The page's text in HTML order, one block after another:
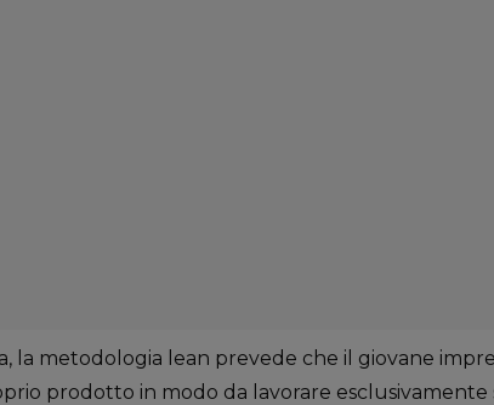
la metodologia lean prevede che il giovane
prodotto in modo da lavorare esclusivamente